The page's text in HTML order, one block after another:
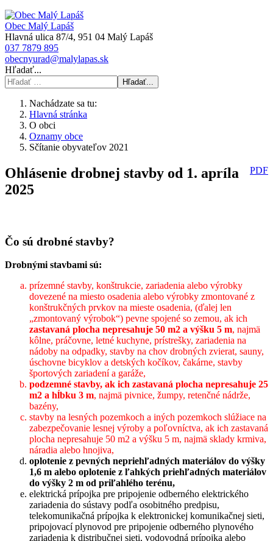
Obec Malý Lapáš
Hlavná ulica 87/4, 951 04 Malý Lapáš
037 7879 895
obecnyurad@malylapas.sk
Hľadať...
Hľadať...
Nachádzate sa tu:
Hlavná stránka
O obci
Oznamy obce
Sčítanie obyvateľov 2021
PDF
Ohlásenie drobnej stavby od 1. apríla
2025
Čo sú drobné stavby?
Drobnými stavbami sú:
prízemné stavby, konštrukcie, zariadenia alebo výrobky
dovezené na miesto osadenia alebo výrobky zmontované z
konštrukčných prvkov na mieste osadenia, (ďalej len
„zmontovaný výrobok“) pevne spojené so zemou, ak ich
zastavaná plocha nepresahuje 50 m2 a výšku 5 m, najmä
kôlne, práčovne, letné kuchyne, prístrešky, zariadenia na
nádoby na odpadky, stavby na chov drobných zvierat, sauny,
úschovne bicyklov a detských kočíkov, čakárne, stavby
športových zariadení a garáže,
podzemné stavby, ak ich zastavaná plocha nepresahuje 25
m2 a hĺbku 3 m, najmä pivnice, žumpy, retenčné nádrže,
bazény,
stavby na lesných pozemkoch a iných pozemkoch slúžiace na
zabezpečovanie lesnej výroby a poľovníctva, ak ich zastavaná
plocha nepresahuje 50 m2 a výšku 5 m, najmä sklady krmiva,
náradia alebo hnojiva,
oplotenie z pevných nepriehľadných materiálov do výšky
1,6 m alebo oplotenie z ľahkých priehľadných materiálov
do výšky 2 m od priľahlého terénu,
elektrická prípojka pre pripojenie odberného elektrického
zariadenia do sústavy podľa osobitného predpisu,
telekomunikačná prípojka k elektronickej komunikačnej sieti,
pripojovací plynovod pre pripojenie odberného plynového
zariadenia k distribučnej sieti, vodovodná prípojka alebo